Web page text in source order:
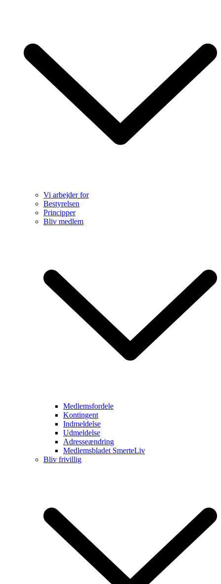
Vi arbejder for
Bestyrelsen
Principper
Bliv medlem
Medlemsfordele
Kontingent
Indmeldelse
Udmeldelse
Adresseændring
Medlemsbladet SmerteLiv
Bliv frivillig